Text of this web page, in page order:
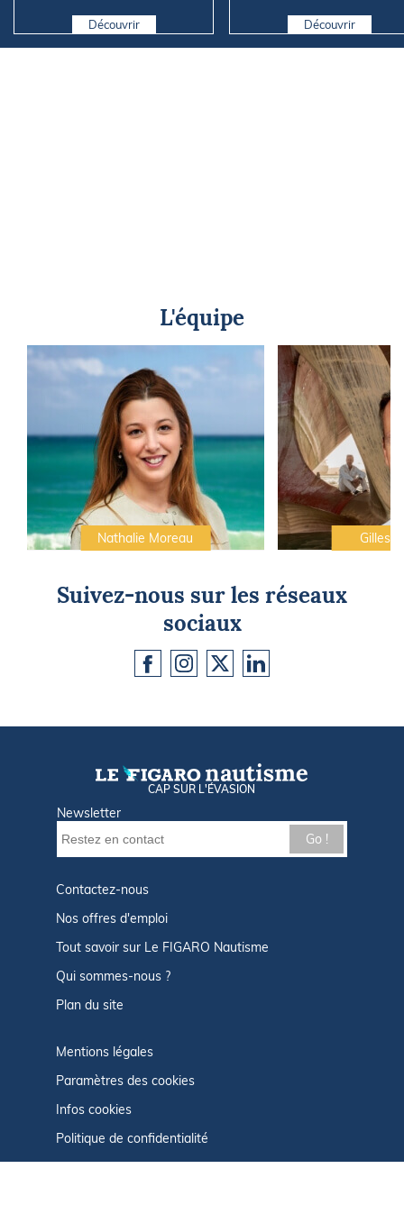
Découvrir Découvrir
L'équipe
Nathalie Moreau Gilles
Suivez-nous sur les réseaux
sociaux
CAP SUR L'ÉVASION
Newsletter
Go !
Contactez-nous
Nos offres d'emploi
Tout savoir sur Le FIGARO Nautisme
Qui sommes-nous ?
Plan du site
Mentions légales
Paramètres des cookies
Infos cookies
Politique de confidentialité
CGU